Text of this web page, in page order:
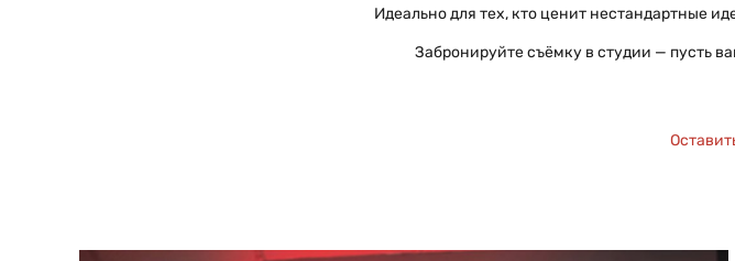
Идеально для тех, кто ценит нестандартные
Забронируйте съёмку в студии — пусть